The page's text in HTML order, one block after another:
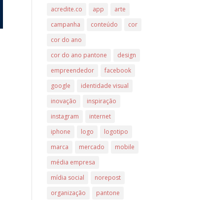
acredite.co app
arte
campanha
conteúdo
cor
cor do ano
cor do ano pantone
design
empreendedor
facebook
google
identidade visual
inovação
inspiração
instagram
internet
iphone
logo
logotipo
marca
mercado
mobile
média empresa
mídia social
norepost
organização
pantone